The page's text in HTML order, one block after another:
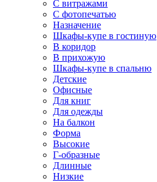
С витражами
С фотопечатью
Назначение
Шкафы-купе в гостиную
В коридор
В прихожую
Шкафы-купе в спальню
Детские
Офисные
Для книг
Для одежды
На балкон
Форма
Высокие
Г-образные
Длинные
Низкие